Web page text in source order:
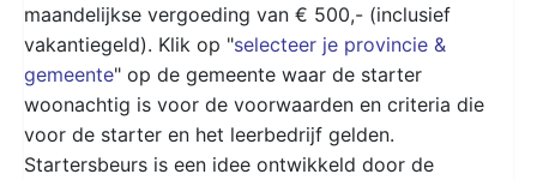
maandelijkse vergoeding van € 500,- (inclusief
vakantiegeld). Klik op "selecteer je provincie &
gemeente" op de gemeente waar de starter
woonachtig is voor de voorwaarden en criteria die
voor de starter en het leerbedrijf gelden.
Startersbeurs is een idee ontwikkeld door de